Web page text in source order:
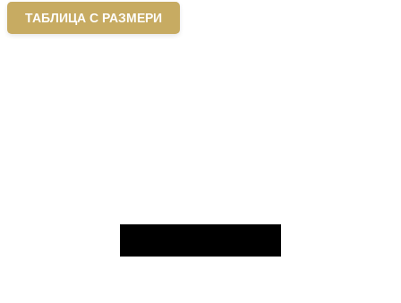
ТАБЛИЦА С РАЗМЕРИ